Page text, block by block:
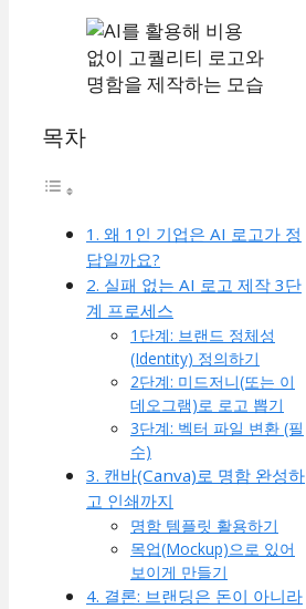
목차
1. 왜 1인 기업은 AI 로고가 정
답일까요?
2. 실패 없는 AI 로고 제작 3단
계 프로세스
1단계: 브랜드 정체성
(Identity) 정의하기
2단계: 미드저니(또는 이
데오그램)로 로고 뽑기
3단계: 벡터 파일 변환 (필
수)
3. 캔바(Canva)로 명함 완성하
고 인쇄까지
명함 템플릿 활용하기
목업(Mockup)으로 있어
보이게 만들기
4. 결론: 브랜딩은 돈이 아니라